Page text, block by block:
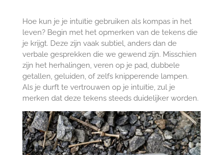
Hoe kun je je intuïtie gebruiken als kompas in het
leven? Begin met het opmerken van de tekens die
je krijgt. Deze zijn vaak subtiel, anders dan de
verbale gesprekken die we gewend zijn. Misschien
zijn het herhalingen, veren op je pad, dubbele
getallen, geluiden, of zelfs knipperende lampen.
Als je durft te vertrouwen op je intuïtie, zul je
merken dat deze tekens steeds duidelijker worden.